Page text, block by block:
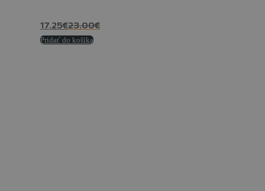
17.25€23.00€
Pridať do košíka